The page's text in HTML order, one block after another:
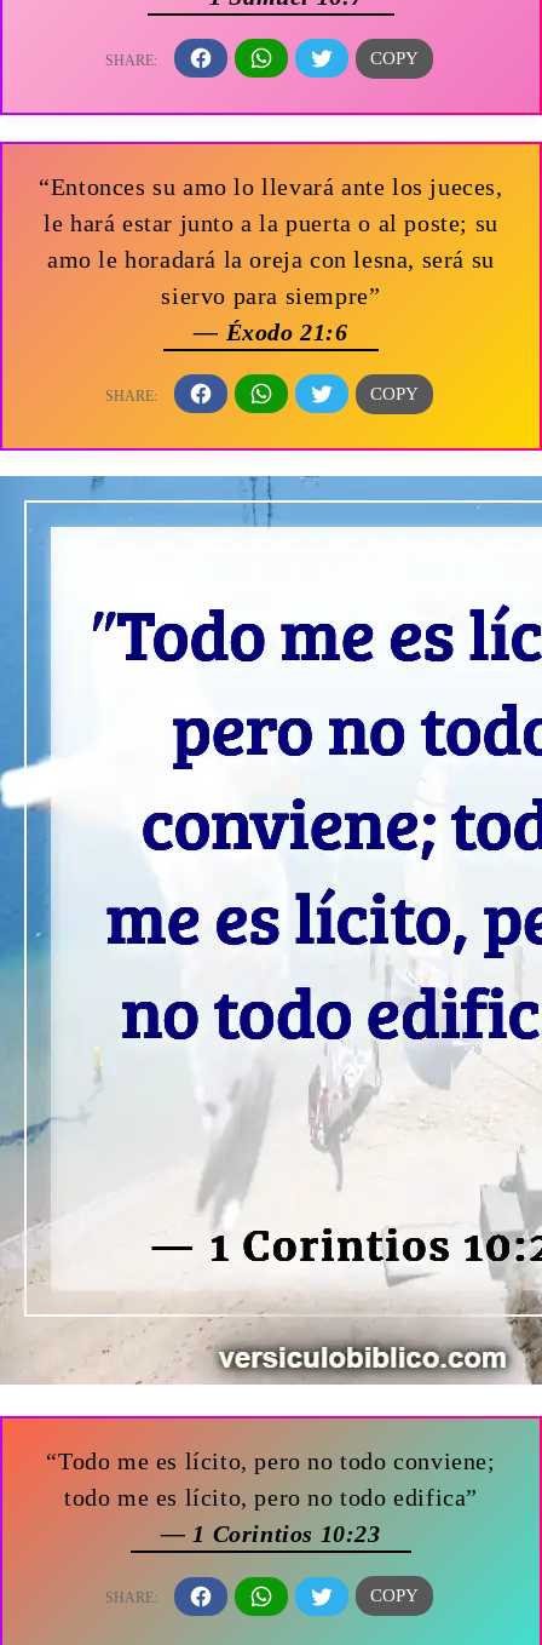
“Entonces su amo lo llevará ante los jueces,
le hará estar junto a la puerta o al poste; su
amo le horadará la oreja con lesna, será su
siervo para siempre”
— Éxodo 21:6
“Todo me es lícito, pero no todo conviene;
todo me es lícito, pero no todo edifica”
— 1 Corintios 10:23